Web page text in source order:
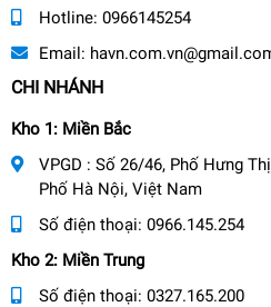
Hotline: 0966145254
Email:
CHI NHÁNH
Kho 1: Miền Bắc
VPGD : Số 26/46, Phố Hưng
Phố Hà Nội, Việt Nam
Số điện thoại: 0966.145.254
Kho 2: Miền Trung
Số điện thoại: 0327.165.200